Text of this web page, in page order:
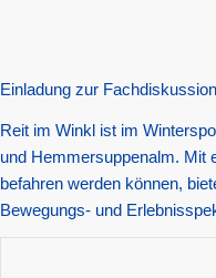
Einladung zur
Reit im Winkl ist im
und Hemmersuppenalm. Mit
befahren werden können,
Bewegungs- und